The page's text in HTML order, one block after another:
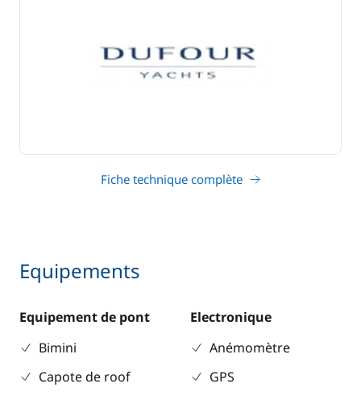
Fiche technique complète
Equipements
Equipement de pont
Bimini
Capote de roof
Electronique
Anémomètre
GPS